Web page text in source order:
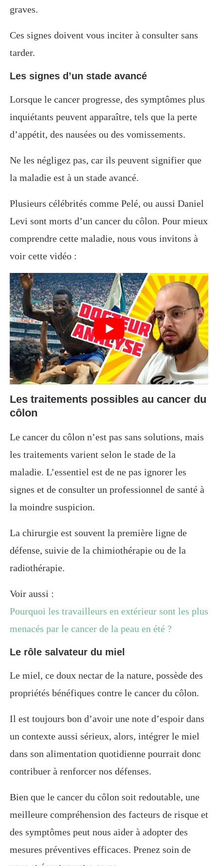
graves.
Ces signes doivent vous inciter à consulter sans
tarder.
Les signes d’un stade avancé
Lorsque le cancer progresse, des symptômes plus
inquiétants peuvent apparaître, tels que la perte
d’appétit, des nausées ou des vomissements.
Ne les négligez pas, car ils peuvent signifier que
la maladie est à un stade avancé.
Plusieurs célébrités comme Pelé, ou aussi Daniel
Levi sont morts d’un cancer du côlon. Pour mieux
comprendre cette maladie, nous vous invitons à
voir cette vidéo :
Les traitements possibles au cancer du
côlon
Le cancer du côlon n’est pas sans solutions, mais
les traitements varient selon le stade de la
maladie. L’essentiel est de ne pas ignorer les
signes et de consulter un professionnel de santé à
la moindre suspicion.
La chirurgie est souvent la première ligne de
défense, suivie de la chimiothérapie ou de la
radiothérapie.
Voir aussi :
Pourquoi les travailleurs en extérieur sont les plus
menacés par le cancer de la peau en été ?
Le rôle salvateur du miel
Le miel, ce doux nectar de la nature, possède des
propriétés bénéfiques contre le cancer du côlon.
Il est toujours bon d’avoir une note d’espoir dans
un contexte aussi sérieux, alors, intégrer le miel
dans son alimentation quotidienne pourrait donc
contribuer à renforcer nos défenses.
Bien que le cancer du côlon soit redoutable, une
meilleure compréhension des facteurs de risque et
des symptômes peut nous aider à adopter des
mesures préventives efficaces. Prenez soin de